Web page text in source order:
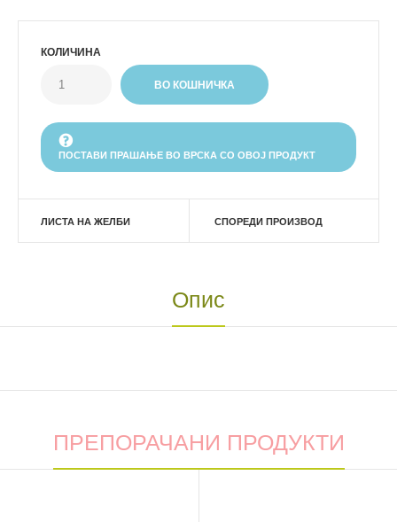
КОЛИЧИНА
ПОСТАВИ ПРАШАЊЕ ВО ВРСКА СО ОВОЈ ПРОДУКТ
ЛИСТА НА ЖЕЛБИ СПОРЕДИ ПРОИЗВОД
Опис
ПРЕПОРАЧАНИ ПРОДУКТИ